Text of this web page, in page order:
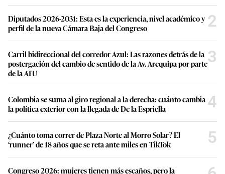
Diputados 2026-2031: Esta es la experiencia, nivel académico y
perfil de la nueva Cámara Baja del Congreso
2
Carril bidireccional del corredor Azul: Las razones detrás de la
postergación del cambio de sentido de la Av. Arequipa por parte
de la ATU
3
Colombia se suma al giro regional a la derecha: cuánto cambia
la política exterior con la llegada de De la Espriella
4
¿Cuánto toma correr de Plaza Norte al Morro Solar? El
‘runner’ de 18 años que se reta ante miles en TikTok
5
Congreso 2026: mujeres tienen más escaños, pero la